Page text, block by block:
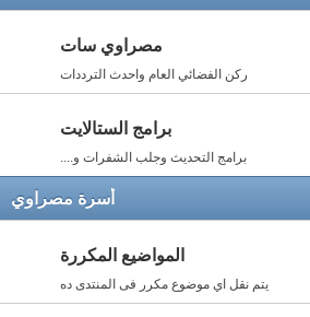
مصراوي سات
ركن الفضائي العام واحدث الترددات
برامج الستالايت
برامج التحديث وجلب الشفرات و....
أسرة مصراوي
المواضيع المكررة
يتم نقل اي موضوع مكرر فى المنتدى ده